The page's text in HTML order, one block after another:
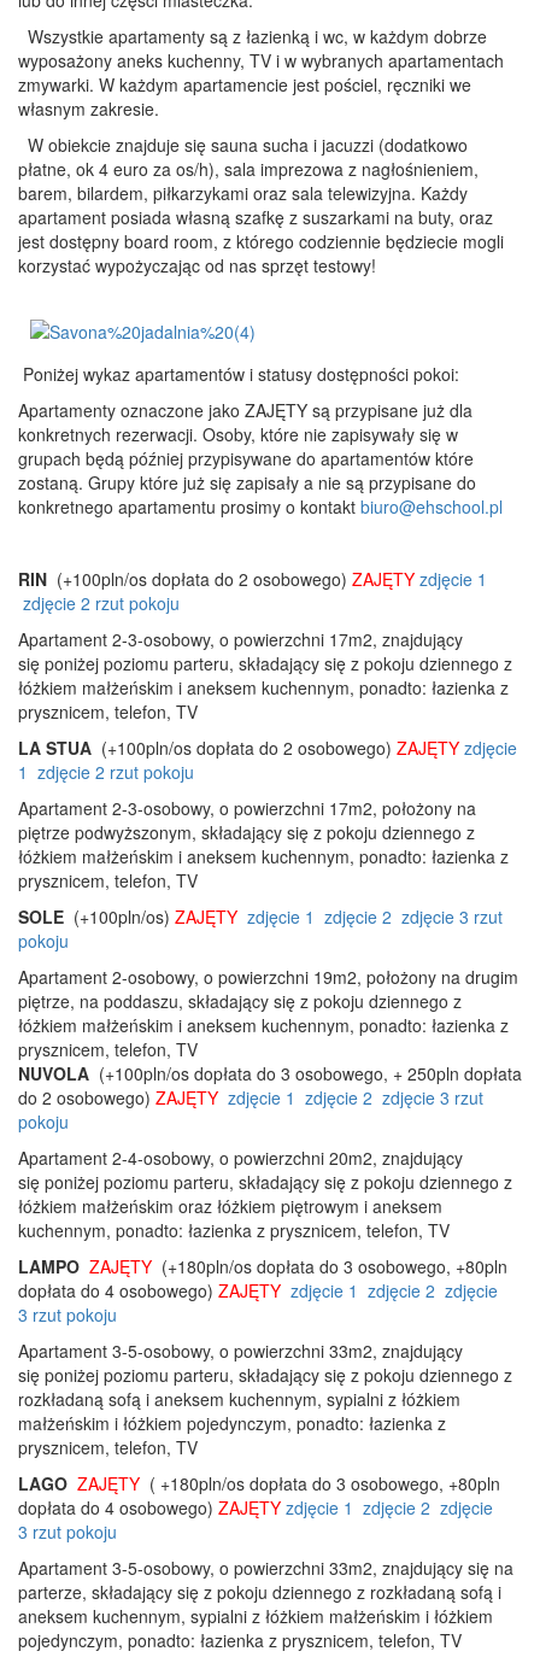
Wszystkie apartamenty są z łazienką i wc, w każdym dobrze
wyposażony aneks kuchenny, TV i w wybranych apartamentach
zmywarki. W każdym apartamencie jest pościel, ręczniki we
własnym zakresie.
W obiekcie znajduje się sauna sucha i jacuzzi (dodatkowo
płatne, ok 4 euro za os/h), sala imprezowa z nagłośnieniem,
barem, bilardem, piłkarzykami oraz sala telewizyjna. Każdy
apartament posiada własną szafkę z suszarkami na buty, oraz
jest dostępny board room, z którego codziennie będziecie mogli
korzystać wypożyczając od nas sprzęt testowy!
Poniżej wykaz apartamentów i statusy dostępności pokoi:
Apartamenty oznaczone jako ZAJĘTY są przypisane już dla
konkretnych rezerwacji. Osoby, które nie zapisywały się w
grupach będą później przypisywane do apartamentów które
zostaną. Grupy które już się zapisały a nie są przypisane do
konkretnego apartamentu prosimy o kontakt biuro@ehschool.pl
RIN (+100pln/os dopłata do 2 osobowego) ZAJĘTY zdjęcie 1
zdjęcie 2 rzut pokoju
Apartament 2-3-osobowy, o powierzchni 17m2, znajdujący
się poniżej poziomu parteru, składający się z pokoju dziennego z
łóżkiem małżeńskim i aneksem kuchennym, ponadto: łazienka z
prysznicem, telefon, TV
LA STUA (+100pln/os dopłata do 2 osobowego) ZAJĘTY zdjęcie
1 zdjęcie 2 rzut pokoju
Apartament 2-3-osobowy, o powierzchni 17m2, położony na
piętrze podwyższonym, składający się z pokoju dziennego z
łóżkiem małżeńskim i aneksem kuchennym, ponadto: łazienka z
prysznicem, telefon, TV
SOLE (+100pln/os) ZAJĘTY zdjęcie 1 zdjęcie 2 zdjęcie 3 rzut
pokoju
Apartament 2-osobowy, o powierzchni 19m2, położony na drugim
piętrze, na poddaszu, składający się z pokoju dziennego z
łóżkiem małżeńskim i aneksem kuchennym, ponadto: łazienka z
prysznicem, telefon, TV
NUVOLA (+100pln/os dopłata do 3 osobowego, + 250pln dopłata
do 2 osobowego) ZAJĘTY zdjęcie 1 zdjęcie 2 zdjęcie 3 rzut
pokoju
Apartament 2-4-osobowy, o powierzchni 20m2, znajdujący
się poniżej poziomu parteru, składający się z pokoju dziennego z
łóżkiem małżeńskim oraz łóżkiem piętrowym i aneksem
kuchennym, ponadto: łazienka z prysznicem, telefon, TV
LAMPO ZAJĘTY (+180pln/os dopłata do 3 osobowego, +80pln
dopłata do 4 osobowego) ZAJĘTY zdjęcie 1 zdjęcie 2 zdjęcie
3 rzut pokoju
Apartament 3-5-osobowy, o powierzchni 33m2, znajdujący
się poniżej poziomu parteru, składający się z pokoju dziennego z
rozkładaną sofą i aneksem kuchennym, sypialni z łóżkiem
małżeńskim i łóżkiem pojedynczym, ponadto: łazienka z
prysznicem, telefon, TV
LAGO ZAJĘTY ( +180pln/os dopłata do 3 osobowego, +80pln
dopłata do 4 osobowego) ZAJĘTY zdjęcie 1 zdjęcie 2 zdjęcie
3 rzut pokoju
Apartament 3-5-osobowy, o powierzchni 33m2, znajdujący się na
parterze, składający się z pokoju dziennego z rozkładaną sofą i
aneksem kuchennym, sypialni z łóżkiem małżeńskim i łóżkiem
pojedynczym, ponadto: łazienka z prysznicem, telefon, TV